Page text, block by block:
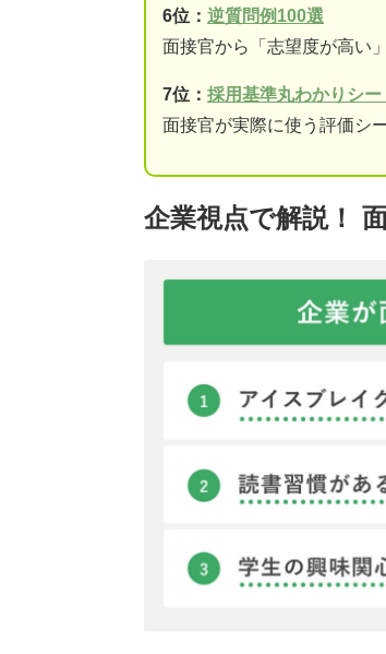
6位： 逆質問例100選
面接官から「志望度が高い
7位： 採用基準丸わかりシー
面接官が実際に使う評価シ
企業視点で解説！